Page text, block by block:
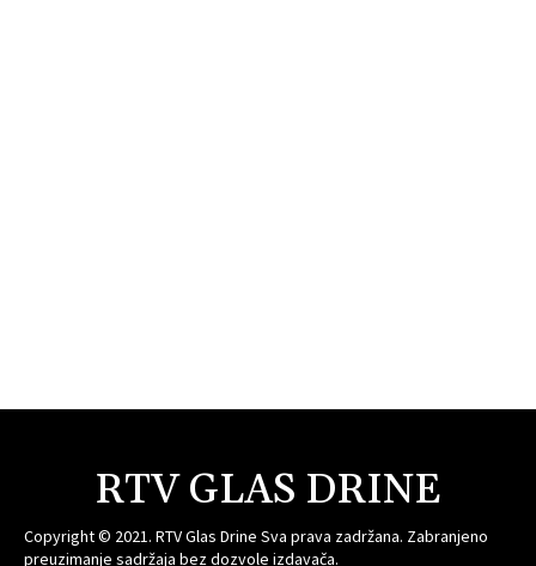
RTV GLAS DRINE
Copyright © 2021. RTV Glas Drine Sva prava zadržana. Zabranjeno
preuzimanje sadržaja bez dozvole izdavača.